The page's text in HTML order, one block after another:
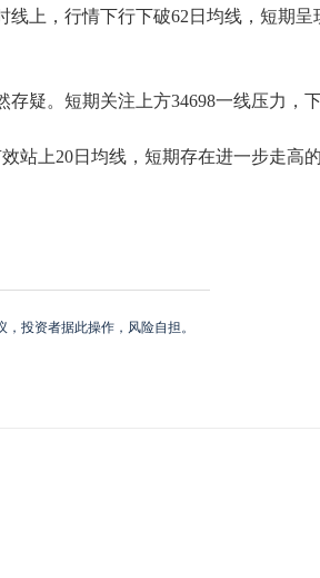
上，行情下行下破62日均线，短期
疑。短期关注上方34698一线压力，
站上20日均线，短期存在进一步走高
投资者据此操作，风险自担。